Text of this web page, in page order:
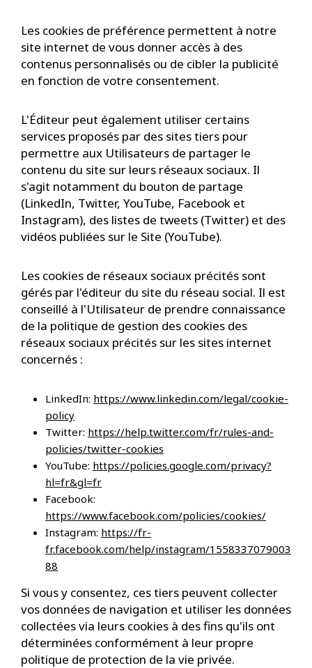
Les cookies de préférence permettent à notre
site internet de vous donner accès à des
contenus personnalisés ou de cibler la publicité
en fonction de votre consentement.
L'Éditeur peut également utiliser certains
services proposés par des sites tiers pour
permettre aux Utilisateurs de partager le
contenu du site sur leurs réseaux sociaux. Il
s'agit notamment du bouton de partage
(LinkedIn, Twitter, YouTube, Facebook et
Instagram), des listes de tweets (Twitter) et des
vidéos publiées sur le Site (YouTube).
Les cookies de réseaux sociaux précités sont
gérés par l'éditeur du site du réseau social. Il est
conseillé à l'Utilisateur de prendre connaissance
de la politique de gestion des cookies des
réseaux sociaux précités sur les sites internet
concernés :
LinkedIn: https://www.linkedin.com/legal/cookie-
policy
Twitter: https://help.twitter.com/fr/rules-and-
policies/twitter-cookies
YouTube: https://policies.google.com/privacy?
hl=fr&gl=fr
Facebook:
https://www.facebook.com/policies/cookies/
Instagram: https://fr-
fr.facebook.com/help/instagram/1558337079003
88
Si vous y consentez, ces tiers peuvent collecter
vos données de navigation et utiliser les données
collectées via leurs cookies à des fins qu'ils ont
déterminées conformément à leur propre
politique de protection de la vie privée.